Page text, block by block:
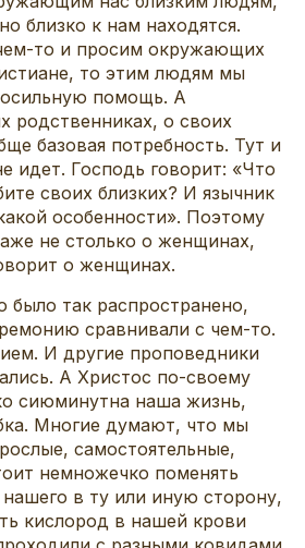
близко к нам находятся.
то и просим окружающих
то этим людям мы
помощь. А
родственниках, о своих
базовая потребность. Тут и
идет. Господь говорит: «Что
своих близких? И язычник
особенности». Поэтому
не столько о женщинах,
о женщинах.
было так распространено,
сравнивали с чем-то.
И другие проповедники
А Христос по-своему
сиюминутна наша жизнь,
Многие думают, что мы
самостоятельные,
немножечко поменять
нашего в ту или иную сторону,
кислород в нашей крови